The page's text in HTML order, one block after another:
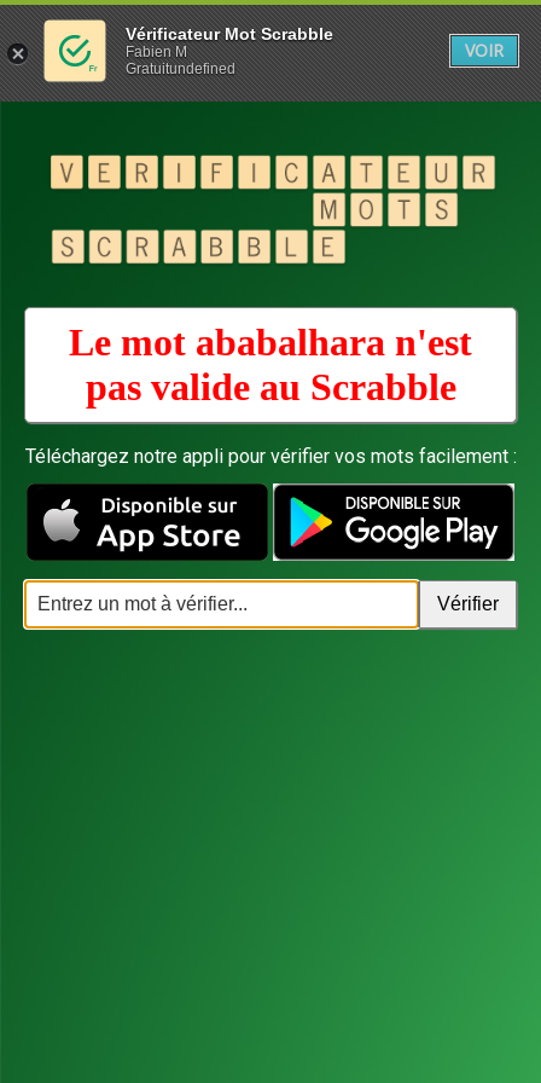
Le mot ababalhara n'est
pas valide au Scrabble
Téléchargez notre appli pour vérifier vos mots facilement :
Vérificateur Mot Scrabble
Fabien M
Gratuitundefined
VOIR